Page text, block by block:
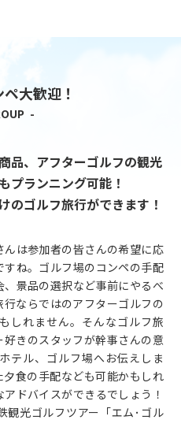
大歓迎！
品、アフターゴルフの観光
プランニング可能！
のゴルフ旅行ができます！
は参加者の皆さんの希望に応
ね。ゴルフ場のコンペの手配
景品の選択など事前にやるべ
ならではのアフターゴルフの
しれません。そんなゴルフ旅
きのスタッフが幹事さんの意
テル、ゴルフ場へお伝えしま
食の手配なども可能かもしれ
ドバイスができるでしょう！
観光ゴルフツアー「エム･ゴル